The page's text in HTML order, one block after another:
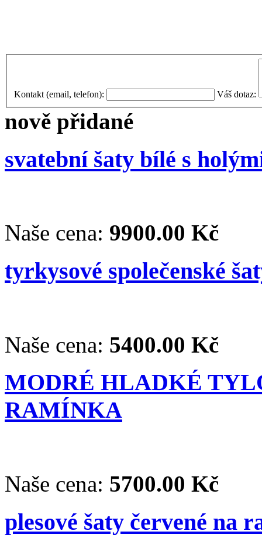
Kontakt (email, telefon): Váš dotaz:
nově přidané
svatební šaty bílé s
Naše cena: 9900.00 Kč
tyrkysové společenské
Naše cena: 5400.00 Kč
MODRÉ HLADKÉ
RAMÍNKA
Naše cena: 5700.00 Kč
plesové šaty červené na